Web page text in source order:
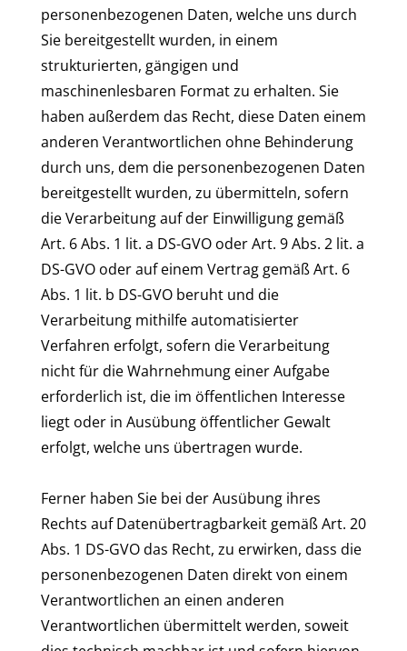
personenbezogenen Daten, welche uns durch
Sie bereitgestellt wurden, in einem
strukturierten, gängigen und
maschinenlesbaren Format zu erhalten. Sie
haben außerdem das Recht, diese Daten einem
anderen Verantwortlichen ohne Behinderung
durch uns, dem die personenbezogenen Daten
bereitgestellt wurden, zu übermitteln, sofern
die Verarbeitung auf der Einwilligung gemäß
Art. 6 Abs. 1 lit. a DS-GVO oder Art. 9 Abs. 2 lit. a
DS-GVO oder auf einem Vertrag gemäß Art. 6
Abs. 1 lit. b DS-GVO beruht und die
Verarbeitung mithilfe automatisierter
Verfahren erfolgt, sofern die Verarbeitung
nicht für die Wahrnehmung einer Aufgabe
erforderlich ist, die im öffentlichen Interesse
liegt oder in Ausübung öffentlicher Gewalt
erfolgt, welche uns übertragen wurde.
Ferner haben Sie bei der Ausübung ihres
Rechts auf Datenübertragbarkeit gemäß Art. 20
Abs. 1 DS-GVO das Recht, zu erwirken, dass die
personenbezogenen Daten direkt von einem
Verantwortlichen an einen anderen
Verantwortlichen übermittelt werden, soweit